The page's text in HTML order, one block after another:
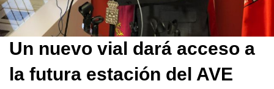
Un nuevo vial dará acceso a
la futura estación del AVE